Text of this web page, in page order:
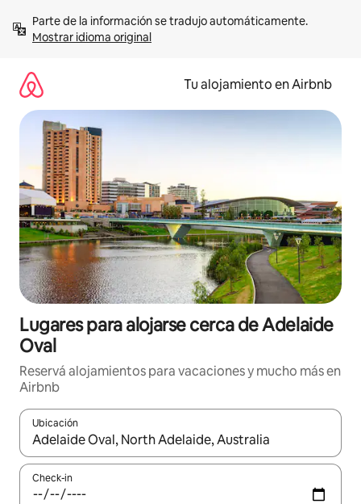
contenidoMostrar idioma original
Tu alojamiento en Airbnb
Lugares para alojarse cerca de Adelaide
Oval
Reservá alojamientos para vacaciones y mucho más en
Airbnb
Ubicación
Cuando los resultados estén disponibles, navegá con las
Check-in